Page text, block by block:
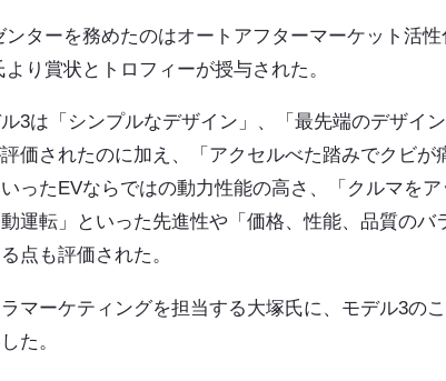
ンターを務めたのはオートアフターマーケット活
り賞状とトロフィーが授与された。
3は「シンプルなデザイン」、「最先端のデザイ
価されたのに加え、「アクセルべた踏みでクビ
ったEVならではの動力性能の高さ、「クルマを
運転」といった先進性や「価格、性能、品質のバ
点も評価された。
マーケティングを担当する大塚氏に、モデル3の
た。